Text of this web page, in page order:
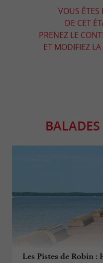
VOUS ÊTES
DE CET
PRENEZ LE
ET MODIFIEZ
BALADES
Les Pistes de Robin